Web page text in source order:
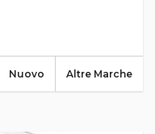
Altre Marche
Nuovo